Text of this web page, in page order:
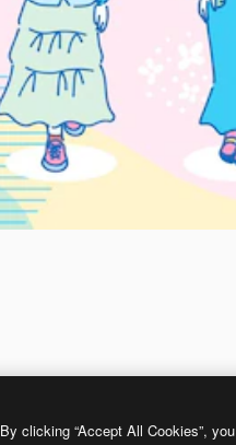
By clicking “Accept All Cookies”,